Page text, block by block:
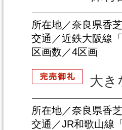
所在地／奈良県香
交通／近鉄大阪線
区画数／4区画
大き
所在地／奈良県香
交通／JR和歌山線